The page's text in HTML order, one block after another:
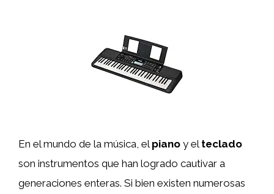
En el mundo de la música, el piano y el teclado
son instrumentos que han logrado cautivar a
generaciones enteras. Si bien existen numerosas